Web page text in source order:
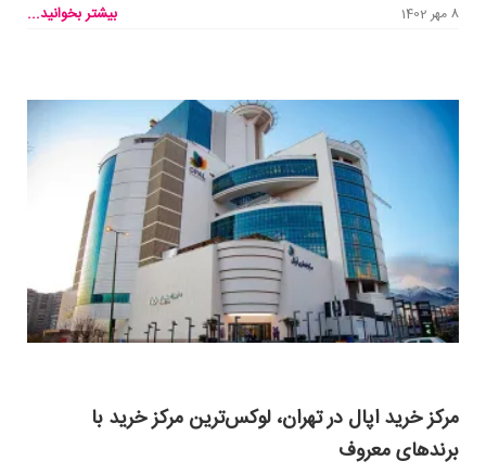
8 مهر 1402 بیشتر بخوانید...
مرکز خرید اپال در تهران، لوکس‌ترین مرکز خرید با
برندهای معروف